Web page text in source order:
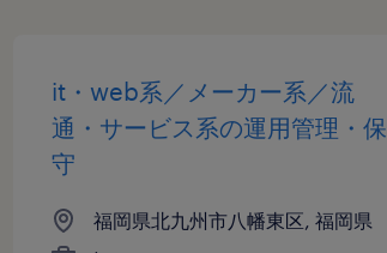
it・web系／メーカー系／流
通・サービス系の運用管理・保
守
福岡県北九州市八幡東区, 福岡県